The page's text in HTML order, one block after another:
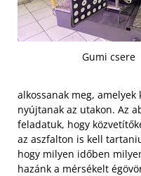
Gumi csere
alkossanak meg,
nyújtanak az utakon. Az
feladatuk, hogy
az aszfalton is kell
hogy milyen időben
hazánk a mérsékelt